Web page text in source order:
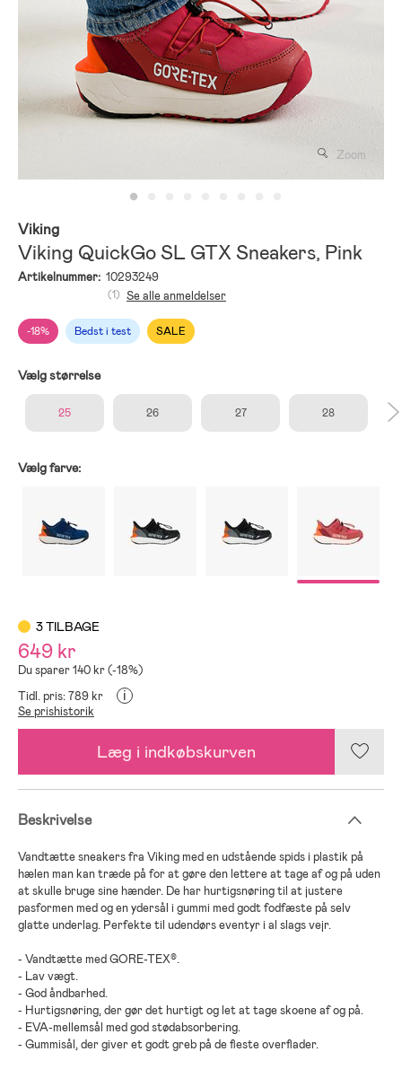
Zoom
Viking
Viking QuickGo SL GTX Sneakers, Pink
Artikelnummer: 10293249
-18% Bedst i test SALE
(1) Se alle anmeldelser
Vælg størrelse
25 26 27 28
Vælg farve:
3 TILBAGE
649 kr
Du sparer 140 kr (-18%)
Tidl. pris: 789 kr
i
Se prishistorik
Læg i indkøbskurven
Beskrivelse
Vandtætte sneakers fra Viking med en udstående spids i plastik på
hælen man kan træde på for at gøre den lettere at tage af og på uden
at skulle bruge sine hænder. De har hurtigsnøring til at justere
pasformen med og en ydersål i gummi med godt fodfæste på selv
glatte underlag. Perfekte til udendørs eventyr i al slags vejr.
- Vandtætte med GORE-TEX®.
- Lav vægt.
- God åndbarhed.
- Hurtigsnøring, der gør det hurtigt og let at tage skoene af og på.
- EVA-mellemsål med god stødabsorbering.
- Gummisål, der giver et godt greb på de fleste overflader.